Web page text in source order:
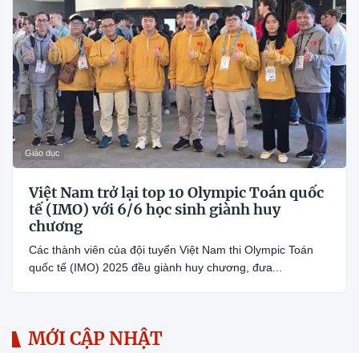
Giáo dục
Việt Nam trở lại top 10 Olympic Toán quốc
tế (IMO) với 6/6 học sinh giành huy
chương
Các thành viên của đội tuyển Việt Nam thi Olympic Toán
quốc tế (IMO) 2025 đều giành huy chương, đưa...
MỚI CẬP NHẬT